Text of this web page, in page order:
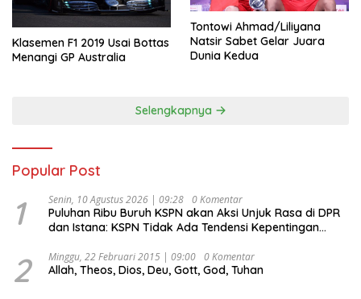
Klasemen F1 2019 Usai Bottas
Menangi GP Australia
Tontowi Ahmad/Liliyana
Natsir Sabet Gelar Juara
Dunia Kedua
Selengkapnya
Popular Post
1 Senin, 10 Agustus 2026 | 09:28 0 Komentar
Puluhan Ribu Buruh KSPN akan Aksi Unjuk Rasa di DPR
dan Istana: KSPN Tidak Ada Tendensi Kepentingan
2 Minggu, 22 Februari 2015 | 09:00 0 Komentar
Allah, Theos, Dios, Deu, Gott, God, Tuhan